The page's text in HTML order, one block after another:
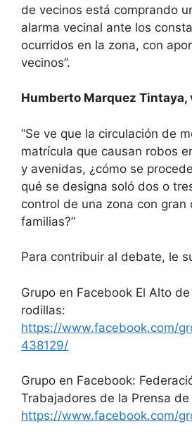
de vecinos está comprando
alarma vecinal ante los
ocurridos en la zona, con
vecinos”.
Humberto Marquez Tintaya,
“Se ve que la circulación de
matrícula que causan robos
y avenidas, ¿cómo se
qué se designa soló dos o
control de una zona con gran
familias?”
Para contribuir al debate, le
Grupo en Facebook El Alto
rodillas:
https://www.facebook.com/
438129/
Grupo en Facebook:
Trabajadores de la Prensa de
https://www.facebook.com/